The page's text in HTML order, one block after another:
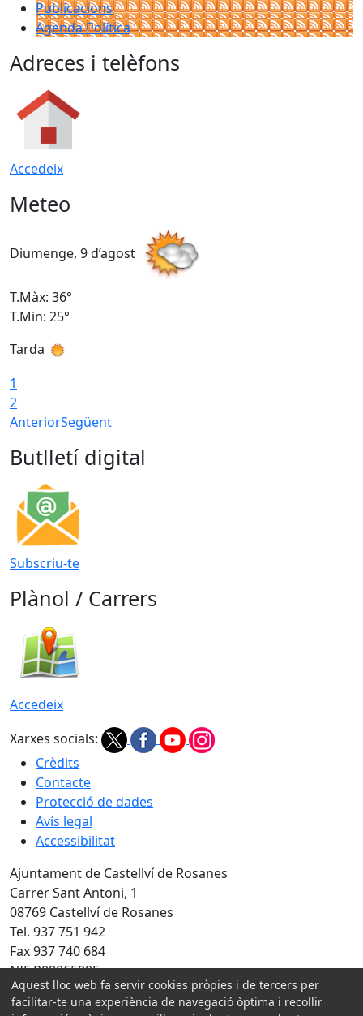
Publicacions
Agenda Política
Adreces i telèfons
Accedeix
Meteo
Diumenge, 9 d’agost
T.Màx: 36°
T.Min: 25°
Tarda
1
2
AnteriorSegüent
Butlletí digital
Subscriu-te
Plànol / Carrers
Accedeix
Xarxes socials:
Crèdits
Contacte
Protecció de dades
Avís legal
Accessibilitat
Ajuntament de Castellví de Rosanes
Carrer Sant Antoni, 1
08769 Castellví de Rosanes
Tel. 937 751 942
Fax 937 740 684
NIF P0806500E
Amb la col·laboració de:
Aquest lloc web fa servir cookies pròpies i de tercers per
facilitar-te una experiència de navegació òptima i recollir